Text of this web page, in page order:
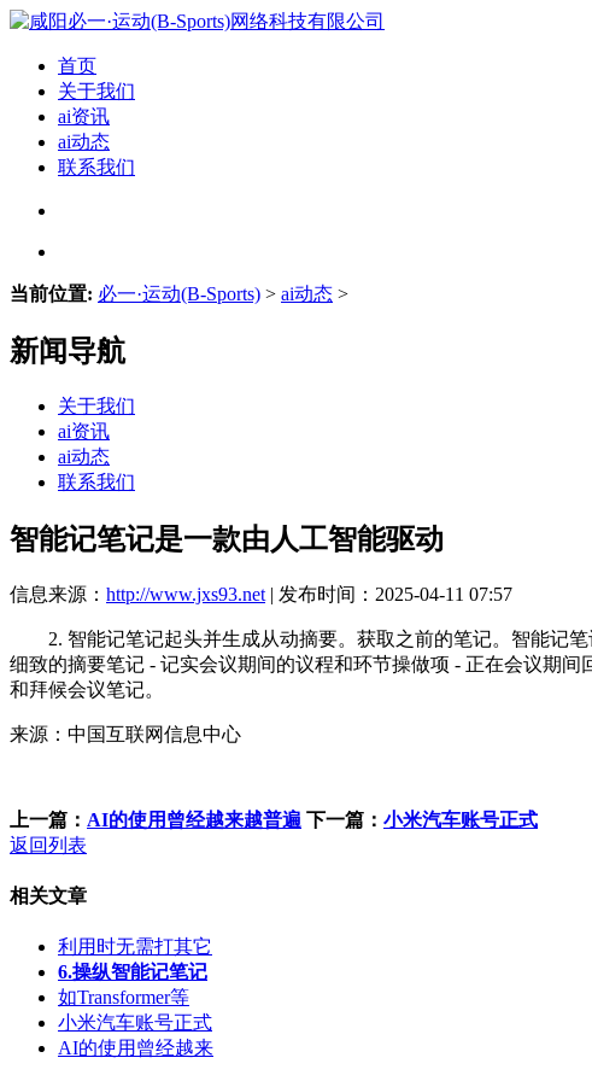
首页
关于我们
ai资讯
ai动态
联系我们
当前位置: 必一·运动(B-Sports) > ai动态 >
新闻导航
关于我们
ai资讯
ai动态
联系我们
智能记笔记是一款由人工智能驱动
信息来源： http://www.jxs93.net | 发布时间：2025-04-11 07:57
2. 智能记笔记起头并生成从动摘要。获取之前的笔记。智能记笔
细致的摘要笔记 - 记实会议期间的议程和环节操做项 - 正在会议期
和拜候会议笔记。
来源：中国互联网信息中心
上一篇： AI的使用曾经越来越普遍 下一篇： 小米汽车账号正式
返回列表
相关文章
利用时无需打其它
6.操纵智能记笔记
如Transformer等
小米汽车账号正式
AI的使用曾经越来